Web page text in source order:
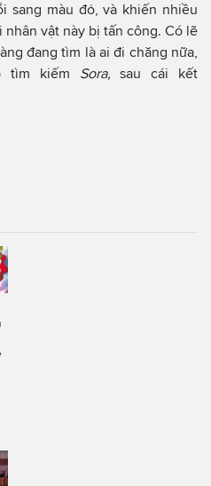
sang màu đỏ, và khiến nhiều
vật này bị tấn công. Có lẽ
đang tìm là ai đi chăng nữa,
tìm kiếm Sora,sau cái kết